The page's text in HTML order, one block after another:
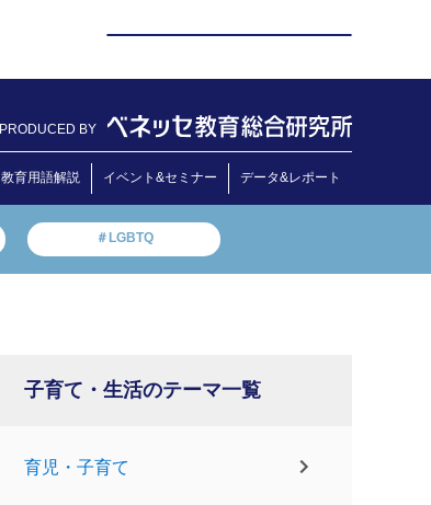
PRODUCED BY
教育用語解説 イベント&セミナー データ&レポート
＃LGBTQ
子育て・生活のテーマ一覧
育児・子育て